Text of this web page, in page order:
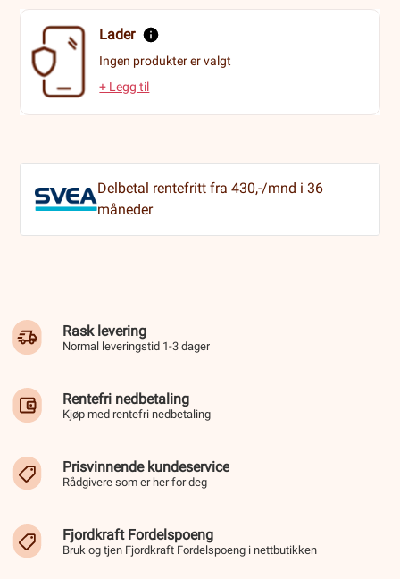
Lader
Ingen produkter er valgt
+ Legg til
Delbetal rentefritt fra 430,-/mnd i 36
måneder
Rask levering
Normal leveringstid 1-3 dager
Rentefri nedbetaling
Kjøp med rentefri nedbetaling
Prisvinnende kundeservice
Rådgivere som er her for deg
Fjordkraft Fordelspoeng
Bruk og tjen Fjordkraft Fordelspoeng i nettbutikken